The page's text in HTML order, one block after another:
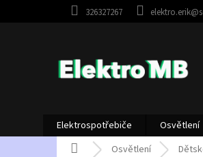
326327267
Elektrospotřebiče Osvětlení
Domů
Osvětlení